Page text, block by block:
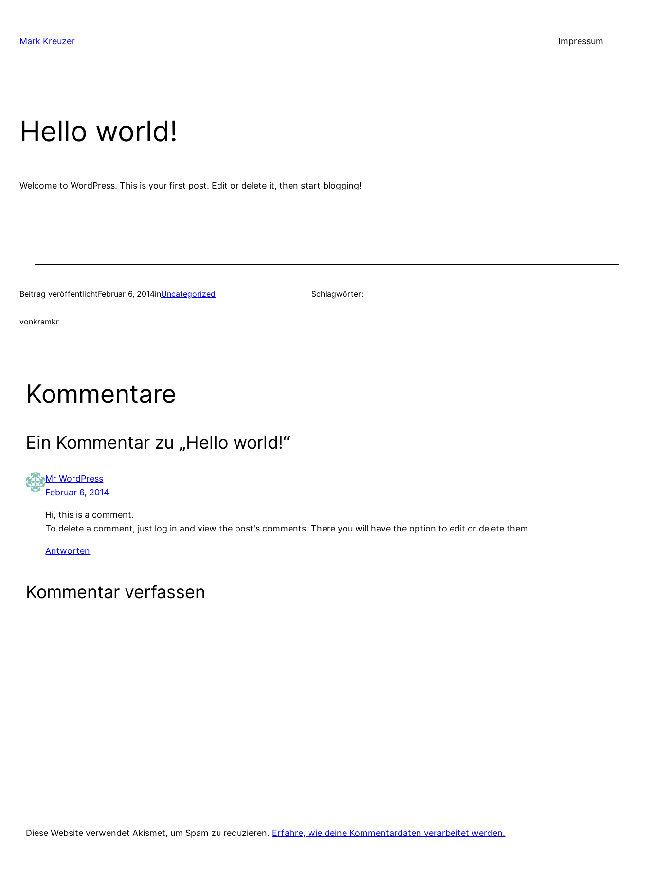
springen
Mark Kreuzer Impressum
Hello world!
Welcome to WordPress. This is your first post. Edit or delete it, then start blogging!
Beitrag veröffentlichtFebruar 6, 2014inUncategorized
vonkramkr
Schlagwörter:
Kommentare
Ein Kommentar zu „Hello world!“
Mr WordPress
Februar 6, 2014
Hi, this is a comment.
To delete a comment, just log in and view the post's comments. There you will have the option to edit or delete them.
Antworten
Kommentar verfassen
Diese Website verwendet Akismet, um Spam zu reduzieren. Erfahre, wie deine Kommentardaten verarbeitet werden.